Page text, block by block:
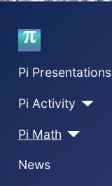
Home
Pi Presentations
Pi Activity
Pi Math
News